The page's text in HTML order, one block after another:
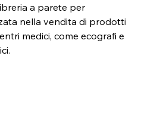
a parete per
nella vendita di prodotti
medici, come ecografi e